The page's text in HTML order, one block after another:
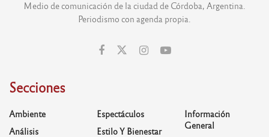
Medio de comunicación de la ciudad de Córdoba, Argentina.
Periodismo con agenda propia.
Secciones
Ambiente
Análisis
Espectáculos
Estilo Y Bienestar
Información
General